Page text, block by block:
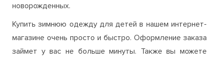
новорожденных.
Купить зимнюю одежду для детей в нашем интернет-
магазине очень просто и быстро. Оформление заказа
займет у вас не больше минуты. Также вы можете